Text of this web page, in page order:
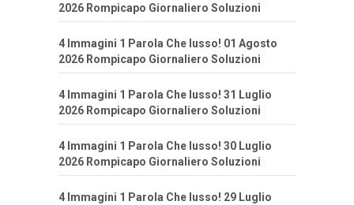
2026 Rompicapo Giornaliero Soluzioni
4 Immagini 1 Parola Che lusso! 01 Agosto
2026 Rompicapo Giornaliero Soluzioni
4 Immagini 1 Parola Che lusso! 31 Luglio
2026 Rompicapo Giornaliero Soluzioni
4 Immagini 1 Parola Che lusso! 30 Luglio
2026 Rompicapo Giornaliero Soluzioni
4 Immagini 1 Parola Che lusso! 29 Luglio